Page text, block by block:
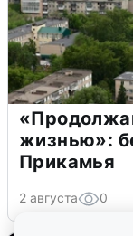
жизнью»:
Прикамья
2 августа 0